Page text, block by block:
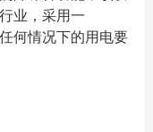
业，采用一
何情况下的用电要